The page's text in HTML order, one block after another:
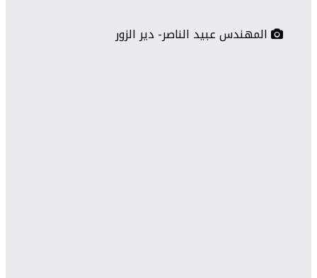
المهندس عبيد الناصر- دير الزور